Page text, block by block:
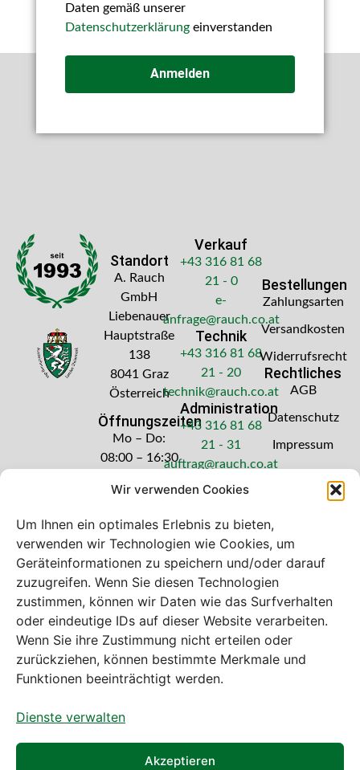
Wir verwenden Cookies
Um Ihnen ein optimales Erlebnis zu bieten,
verwenden wir Technologien wie Cookies, um
Geräteinformationen zu speichern und/oder darauf
zuzugreifen. Wenn Sie diesen Technologien
zustimmen, können wir Daten wie das Surfverhalten
oder eindeutige IDs auf dieser Website verarbeiten.
Wenn Sie ihre Zustimmung nicht erteilen oder
zurückziehen, können bestimmte Merkmale und
Funktionen beeinträchtigt werden.
Dienste verwalten
Akzeptieren
Daten gemäß unserer
Datenschutzerklärungeinverstanden
Anmelden
Standort
A. Rauch
GmbH
Liebenauer
Hauptstraße
138
8041 Graz
Österreich
Öffnungszeiten
Mo – Do:
08:00 – 16:30
Freitag: 08:00
Verkauf
+43 316 81 68
21 - 0
e-
anfrage@rauch.co.at
Technik
+43 316 81 68
21 - 20
technik@rauch.co.at
Administration
+43 316 81 68
21 - 31
auftrag@rauch.co.at
Bestellungen
Zahlungsarten
Versandkosten
Widerrufsrecht
Rechtliches
AGB
Datenschutz
Impressum
Bei diesem Webshop handelt es sich um
einen B2B-Webshop
A. Rauch GmbH – Ihr Experte aus Österreich für Waagen,
Eich- & Kalibrierservice, Sprühnebel-Zerstäubungstechnik
und Lebensmittelmaschinen.
Sämtliche Angebote der A. Rauch GmbH richten sich
gewerbliche Kunden, Institutionen, Kommunen usw. aus